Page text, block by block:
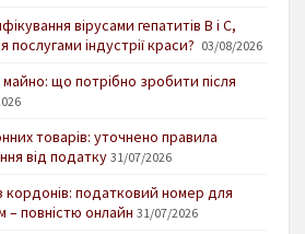
вірусами гепатитів В і С,
індустрії краси? 03/08/2026
що потрібно зробити після
товарів: уточнено правила
від податку 31/07/2026
кордонів: податковий номер для
– повністю онлайн 31/07/2026